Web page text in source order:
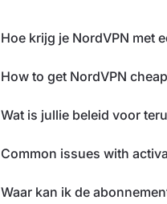
Hoe krijg je NordVPN met
How to get NordVPN
Wat is jullie beleid voor
Common issues with
Waar kan ik de